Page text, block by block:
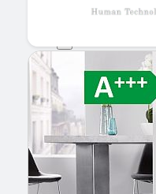
HEMEROTECA